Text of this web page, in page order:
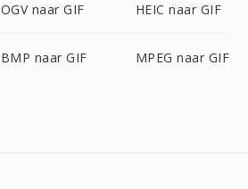
OGV naar GIF HEIC naar GIF
BMP naar GIF MPEG naar GIF